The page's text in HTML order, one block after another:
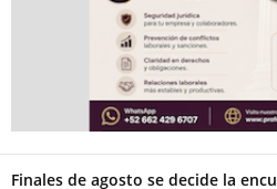
Finales de agosto se decide la